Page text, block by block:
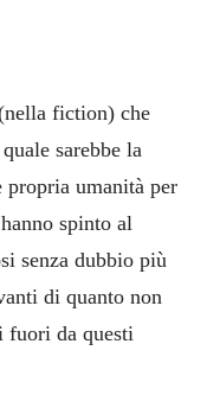
fiction) che
sarebbe la
propria umanità per
spinto al
senza dubbio più
di quanto non
fuori da questi